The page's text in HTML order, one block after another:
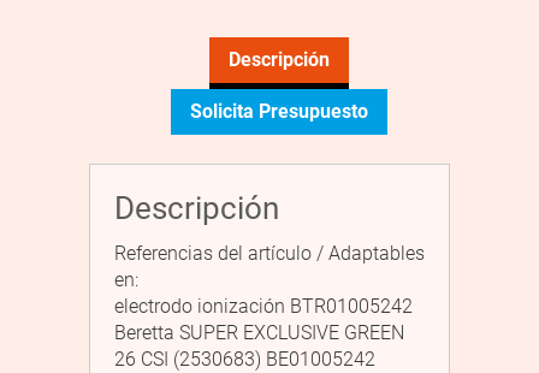
Descripción
Solicita Presupuesto
Descripción
Referencias del artículo / Adaptables
en:
electrodo ionización BTR01005242
Beretta SUPER EXCLUSIVE GREEN
26 CSI (2530683) BE01005242